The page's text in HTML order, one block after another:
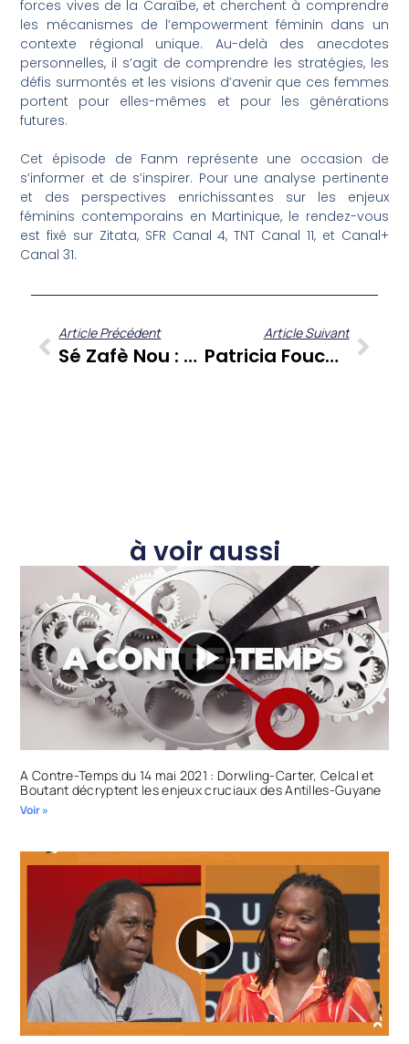
forces vives de la Caraïbe, et cherchent à comprendre
les mécanismes de l’empowerment féminin dans un
contexte régional unique. Au-delà des anecdotes
personnelles, il s’agit de comprendre les stratégies, les
défis surmontés et les visions d’avenir que ces femmes
portent pour elles-mêmes et pour les générations
futures.
Cet épisode de Fanm représente une occasion de
s’informer et de s’inspirer. Pour une analyse pertinente
et des perspectives enrichissantes sur les enjeux
féminins contemporains en Martinique, le rendez-vous
est fixé sur Zitata, SFR Canal 4, TNT Canal 11, et Canal+
Canal 31.
Article Précédent
Sé Zafè Nou : Sully Cally, La Suite D’un Parcours De Vie Essentiel Pour Les Antilles-Guyane
Article Suivant
Patricia Fouche : « Kouté Sa », Une Invitation À La Réflexion Sur L’identité Antillaise
à voir aussi
A Contre-Temps du 14 mai 2021 : Dorwling-Carter, Celcal et
Boutant décryptent les enjeux cruciaux des Antilles-Guyane
Voir »